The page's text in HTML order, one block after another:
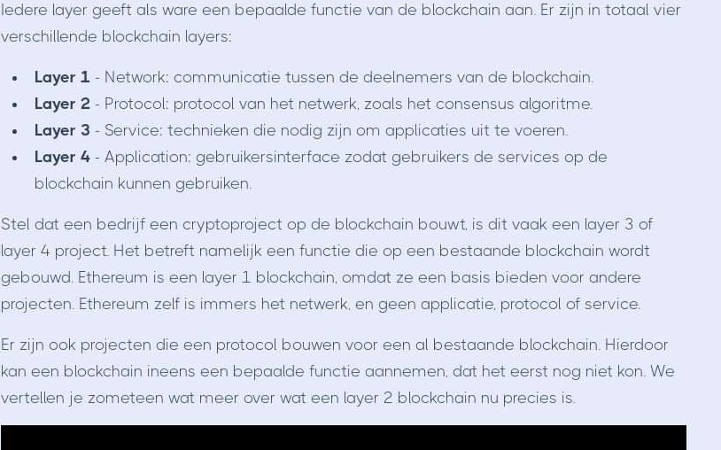
Iedere layer geeft als ware een bepaalde functie van de blockchain aan. Er zijn in totaal vier
verschillende blockchain layers:
Layer 1 - Network: communicatie tussen de deelnemers van de blockchain.
Layer 2- Protocol: protocol van het netwerk, zoals het consensus algoritme.
Layer 3 - Service: technieken die nodig zijn om applicaties uit te voeren.
Layer 4- Application: gebruikersinterface zodat gebruikers de services op de
blockchain kunnen gebruiken.
Stel dat een bedrijf een cryptoproject op de blockchain bouwt, is dit vaak een layer 3 of
layer 4 project. Het betreft namelijk een functie die op een bestaande blockchain wordt
gebouwd. Ethereum is een layer 1 blockchain, omdat ze een basis bieden voor andere
projecten. Ethereum zelf is immers het netwerk, en geen applicatie, protocol of service.
Er zijn ook projecten die een protocol bouwen voor een al bestaande blockchain. Hierdoor
kan een blockchain ineens een bepaalde functie aannemen, dat het eerst nog niet kon. We
vertellen je zometeen wat meer over wat een layer 2 blockchain nu precies is.